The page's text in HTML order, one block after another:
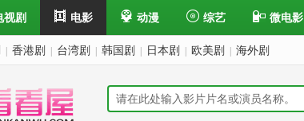
视剧 电影 动漫 综艺 微电影
香港剧 台湾剧 韩国剧 日本剧 欧美剧 海外剧